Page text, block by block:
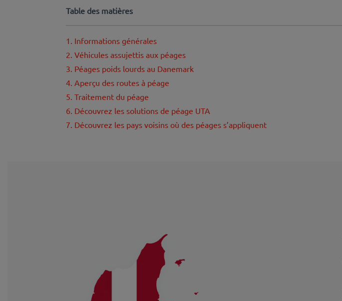
Table des matières
1. Informations générales
2. Véhicules assujettis aux péages
3. Péages poids lourds au Danemark
4. Aperçu des routes à péage
5. Traitement du péage
6. Découvrez les solutions de péage UTA
7. Découvrez les pays voisins où des péages s’appliquent